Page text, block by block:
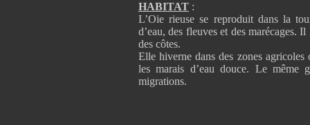
HABITAT :
L’Oie rieuse se reproduit dans la
d’eau, des fleuves et des marécages.
des côtes.
Elle hiverne dans des zones agricoles
les marais d’eau douce. Le même
migrations.